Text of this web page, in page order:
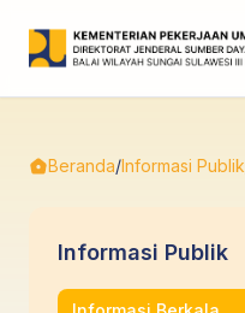
Beranda/Informasi Publik
Informasi Publik